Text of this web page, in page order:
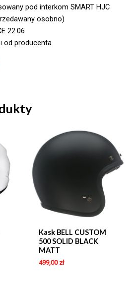
pod interkom SMART HJC
osobno)
22.06
od producenta
Kask BELL CUSTOM
500 SOLID BLACK
MATT
499,00 zł